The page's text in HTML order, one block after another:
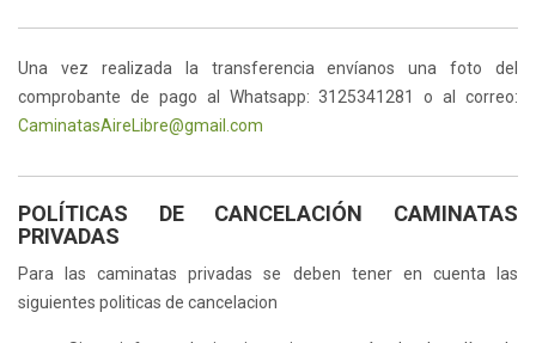
Una vez realizada la transferencia envíanos una foto del
comprobante de pago al Whatsapp: 3125341281 o al correo:
CaminatasAireLibre@gmail.com
POLÍTICAS DE CANCELACIÓN CAMINATAS
PRIVADAS
Para las caminatas privadas se deben tener en cuenta las
siguientes politicas de cancelacion